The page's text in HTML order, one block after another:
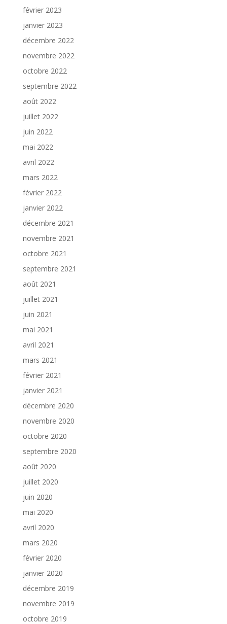
février 2023
janvier 2023
décembre 2022
novembre 2022
octobre 2022
septembre 2022
août 2022
juillet 2022
juin 2022
mai 2022
avril 2022
mars 2022
février 2022
janvier 2022
décembre 2021
novembre 2021
octobre 2021
septembre 2021
août 2021
juillet 2021
juin 2021
mai 2021
avril 2021
mars 2021
février 2021
janvier 2021
décembre 2020
novembre 2020
octobre 2020
septembre 2020
août 2020
juillet 2020
juin 2020
mai 2020
avril 2020
mars 2020
février 2020
janvier 2020
décembre 2019
novembre 2019
octobre 2019